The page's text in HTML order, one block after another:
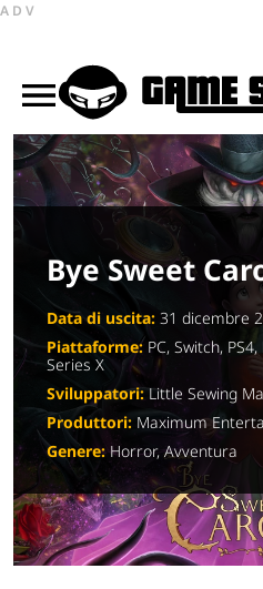
ADV
Bye Sweet
Data di uscita: 31 dicembre
Piattaforme:PC, Switch,
Series X
Sviluppatori:Little Sewing
Produttori: Maximum
Genere:Horror, Avventura